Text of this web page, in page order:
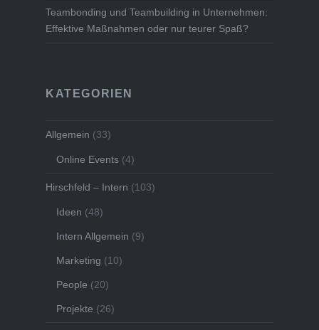
Teambonding und Teambuilding in Unternehmen:
Effektive Maßnahmen oder nur teurer Spaß?
KATEGORIEN
Allgemein (33)
Online Events(4)
Hirschfeld – Intern (103)
Ideen (48)
Intern Allgemein (9)
Marketing (10)
People (20)
Projekte (26)